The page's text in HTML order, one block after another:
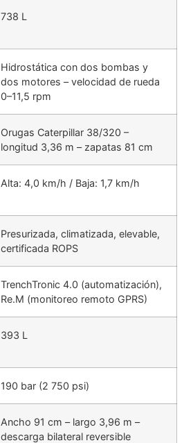
738 L
Hidrostática con dos bombas y
dos motores – velocidad de rueda
0–11,5 rpm
Orugas Caterpillar 38/320 –
longitud 3,36 m – zapatas 81 cm
Alta: 4,0 km/h / Baja: 1,7 km/h
Presurizada, climatizada, elevable,
certificada ROPS
TrenchTronic 4.0 (automatización),
Re.M (monitoreo remoto GPRS)
393 L
190 bar (2 750 psi)
Ancho 91 cm – largo 3,96 m –
descarga bilateral reversible